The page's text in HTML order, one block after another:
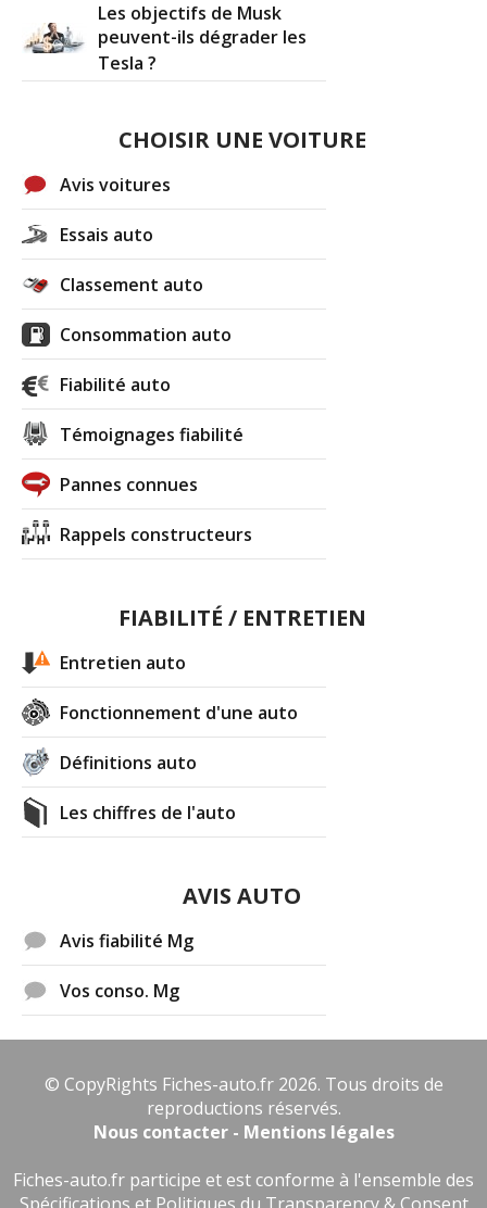
Les objectifs de Musk
peuvent-ils dégrader les
Tesla ?
CHOISIR UNE VOITURE
Avis voitures
Essais auto
Classement auto
Consommation auto
Fiabilité auto
Témoignages fiabilité
Pannes connues
Rappels constructeurs
FIABILITÉ / ENTRETIEN
Entretien auto
Fonctionnement d'une auto
Définitions auto
Les chiffres de l'auto
AVIS AUTO
Avis fiabilité Mg
Vos conso. Mg
© CopyRights Fiches-auto.fr 2026. Tous droits de
reproductions réservés.
Nous contacter - Mentions légales
Fiches-auto.fr participe et est conforme à l'ensemble des